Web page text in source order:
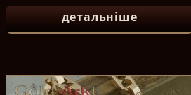
детальніше